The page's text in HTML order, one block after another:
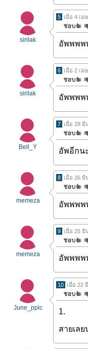
sirilak
5 เมื่อ 4 เม
อัพพพ
sirilak
6 เมื่อ 2 เม
อัพพพ
Bell_Y
7 เมื่อ 28 มี
อัพอีกน
memeza
8 เมื่อ 26 มี
อัพพพ
memeza
9 เมื่อ 25 มี
อัพพพพ
June_pplc
10 เมื่อ 22
1.
สายเล